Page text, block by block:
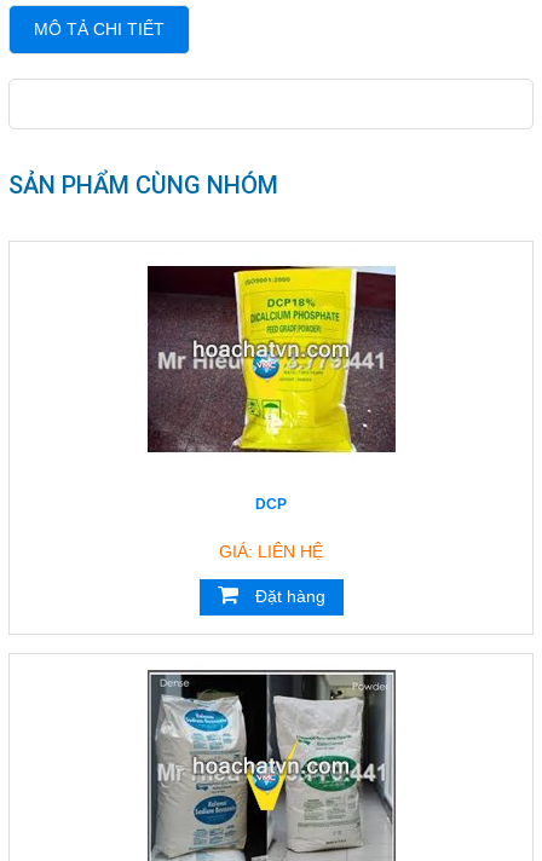
MÔ TẢ CHI TIẾT
SẢN PHẨM CÙNG NHÓM
DCP
GIÁ: LIÊN HỆ
Đặt hàng
Google
YouTube
HotLine
0933.779.441
hieungocphat@gmail.com
COPYRIGHT 2017. ALL RIGHTS RESERVED